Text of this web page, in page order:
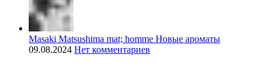
Masaki Matsushima mat; homme Новые ароматы
09.08.2024 Нет комментариев